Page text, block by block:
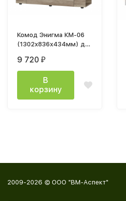
Комод Энигма КМ-06
(1302x836х434мм) дуб
9 720 ₽
В
корзину
2009-2026 © ООО "ВМ-Аспект"